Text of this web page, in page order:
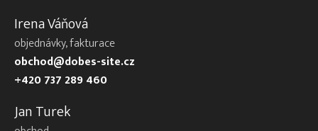
Irena Váňová
objednávky, fakturace
obchod@dobes-site.cz
+420 737 289 460
Jan Turek